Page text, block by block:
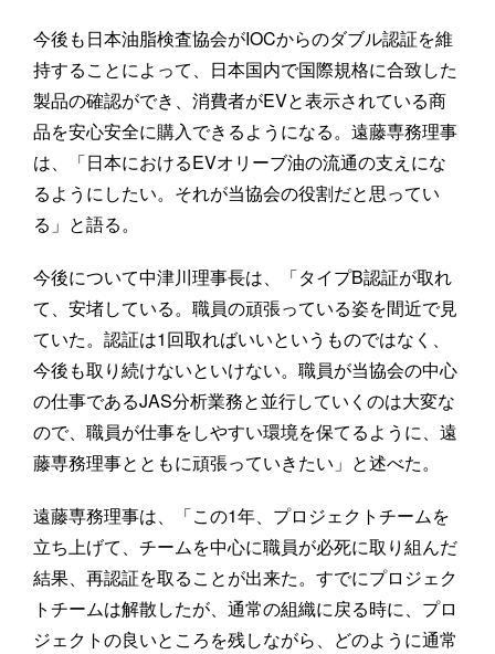
今後も日本油脂検査協会がIOCからのダブル認証を維
持することによって、日本国内で国際規格に合致した
製品の確認ができ、消費者がEVと表示されている商
品を安心安全に購入できるようになる。遠藤専務理事
は、「日本におけるEVオリーブ油の流通の支えにな
るようにしたい。それが当協会の役割だと思ってい
る」と語る。
今後について中津川理事長は、「タイプB認証が取れ
て、安堵している。職員の頑張っている姿を間近で見
ていた。認証は1回取ればいいというものではなく、
今後も取り続けないといけない。職員が当協会の中心
の仕事であるJAS分析業務と並行していくのは大変な
ので、職員が仕事をしやすい環境を保てるように、遠
藤専務理事とともに頑張っていきたい」と述べた。
遠藤専務理事は、「この1年、プロジェクトチームを
立ち上げて、チームを中心に職員が必死に取り組んだ
結果、再認証を取ることが出来た。すでにプロジェク
トチームは解散したが、通常の組織に戻る時に、プロ
ジェクトの良いところを残しながら、どのように通常